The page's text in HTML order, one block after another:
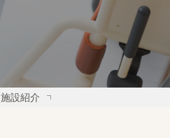
施設紹介